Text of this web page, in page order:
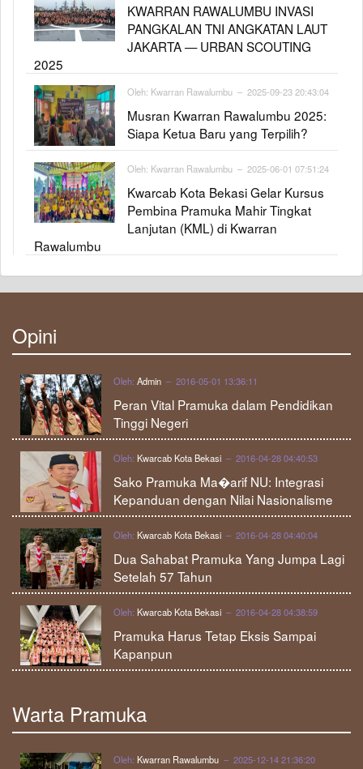
KWARRAN RAWALUMBU INVASI
PANGKALAN TNI ANGKATAN LAUT
JAKARTA — URBAN SCOUTING
2025
Oleh: Kwarran Rawalumbu – 2025-09-23 20:43:04
Musran Kwarran Rawalumbu 2025:
Siapa Ketua Baru yang Terpilih?
Oleh: Kwarran Rawalumbu – 2025-06-01 07:51:24
Kwarcab Kota Bekasi Gelar Kursus
Pembina Pramuka Mahir Tingkat
Lanjutan (KML) di Kwarran
Rawalumbu
Opini
Oleh: Admin – 2016-05-01 13:36:11
Peran Vital Pramuka dalam Pendidikan
Tinggi Negeri
Oleh: Kwarcab Kota Bekasi – 2016-04-28 04:40:53
Sako Pramuka Ma�arif NU: Integrasi
Kepanduan dengan Nilai Nasionalisme
Oleh: Kwarcab Kota Bekasi – 2016-04-28 04:40:04
Dua Sahabat Pramuka Yang Jumpa Lagi
Setelah 57 Tahun
Oleh: Kwarcab Kota Bekasi – 2016-04-28 04:38:59
Pramuka Harus Tetap Eksis Sampai
Kapanpun
Warta Pramuka
Oleh: Kwarran Rawalumbu – 2025-12-14 21:36:20